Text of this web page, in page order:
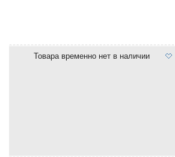
Товара временно нет в наличии